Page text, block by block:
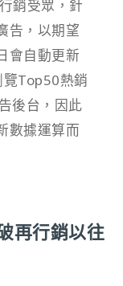
銷受眾，針
告，以期望
會自動更新
Top50熱銷
後台，因此
數據運算而
再行銷以往